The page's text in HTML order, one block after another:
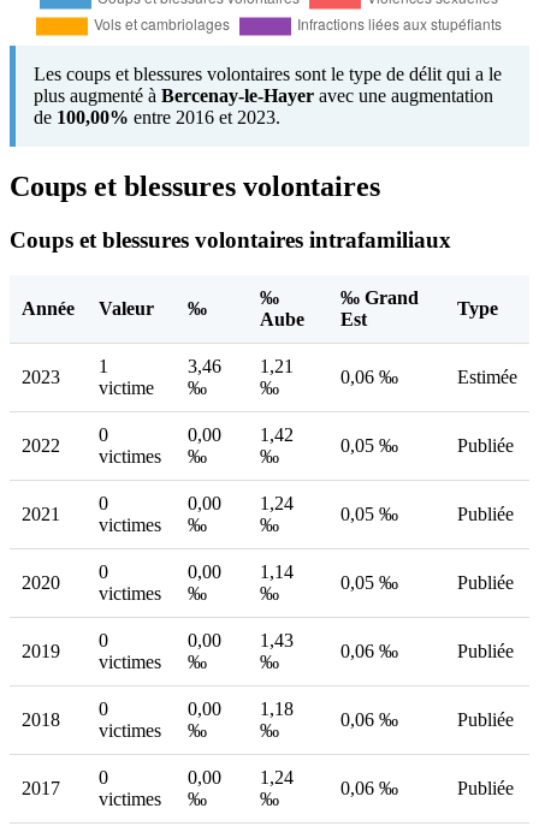
Les coups et blessures volontaires sont le type de délit qui a le
plus augmenté à Bercenay-le-Hayer avec une augmentation
de 100,00% entre 2016 et 2023.
Coups et blessures volontaires
Coups et blessures volontaires intrafamiliaux
Année Valeur ‰
‰
Aube
‰ Grand
Est
Type
2023
1
victime
3,46
‰
1,21
‰
0,06 ‰ Estimée
2022
0
victimes
0,00
‰
1,42
‰
0,05 ‰ Publiée
2021
0
victimes
0,00
‰
1,24
‰
0,05 ‰ Publiée
2020
0
victimes
0,00
‰
1,14
‰
0,05 ‰ Publiée
2019
0
victimes
0,00
‰
1,43
‰
0,06 ‰ Publiée
2018
0
victimes
0,00
‰
1,18
‰
0,06 ‰ Publiée
2017
0
victimes
0,00
‰
1,24
‰
0,06 ‰ Publiée